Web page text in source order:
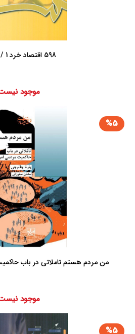
598 اقتصاد خرد 1 / سمت
موجود
%5
من مردم هستم تاملاتی در باب
موجود
%5